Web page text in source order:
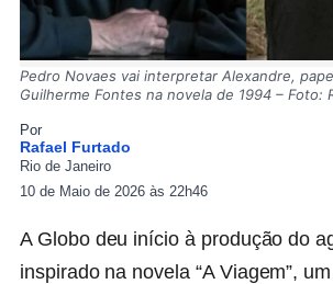
Pedro Novaes vai interpretar Alexandre,
Guilherme Fontes na novela de 1994 – Foto:
Por
Rafael Furtado
Rio de Janeiro
10 de Maio de 2026 às 22h46
A Globo deu início à produção do
inspirado na novela “A Viagem”,